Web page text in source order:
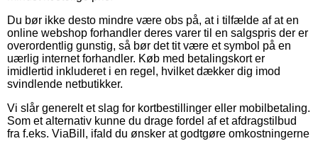
Du bør ikke desto mindre være obs på, at i tilfælde af at en
online webshop forhandler deres varer til en salgspris der er
overordentlig gunstig, så bør det tit være et symbol på en
uærlig internet forhandler. Køb med betalingskort er
imidlertid inkluderet i en regel, hvilket dækker dig imod
svindlende netbutikker.
Vi slår generelt et slag for kortbestillinger eller mobilbetaling.
Som et alternativ kunne du drage fordel af et afdragstilbud
fra f.eks. ViaBill, ifald du ønsker at godtgøre omkostningerne